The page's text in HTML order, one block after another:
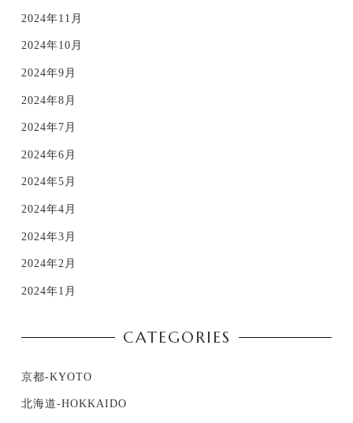
2024年11月
2024年10月
2024年9月
2024年8月
2024年7月
2024年6月
2024年5月
2024年4月
2024年3月
2024年2月
2024年1月
CATEGORIES
京都-KYOTO
北海道-HOKKAIDO